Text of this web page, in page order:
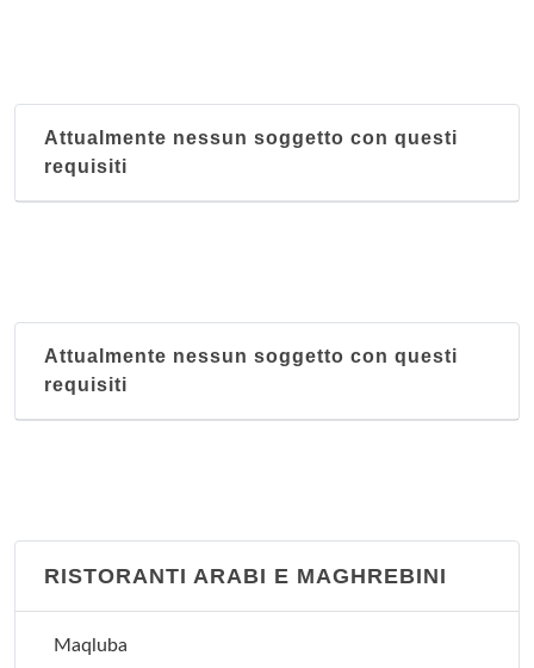
Attualmente nessun soggetto con questi
requisiti
Attualmente nessun soggetto con questi
requisiti
RISTORANTI ARABI E MAGHREBINI
Maqluba